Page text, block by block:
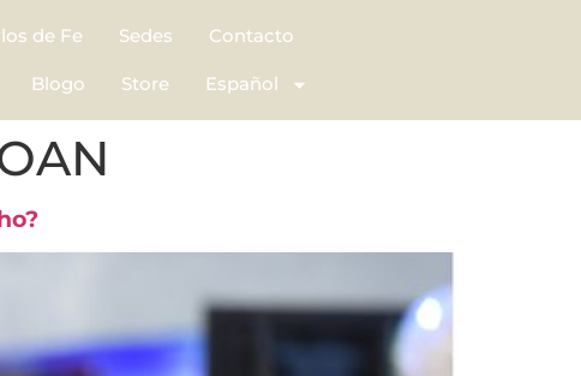
de Fe Sedes Contacto
Blogo Store Español